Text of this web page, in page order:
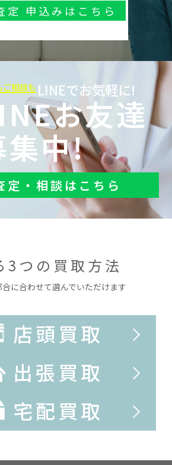
定 申込みはこちら
ご相談も LINEでお気軽に!
お友達
集中!
・相談はこちら
3つの買取方法
に合わせて選んでいただけます
店頭買取
出張買取
宅配買取